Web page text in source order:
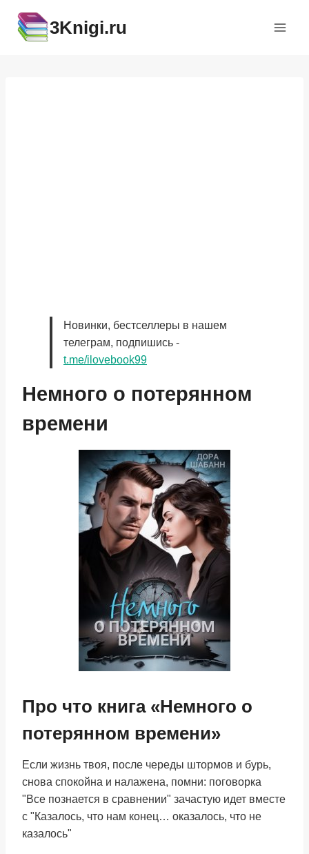
содержимому
3Knigi.ru
Новинки, бестселлеры в нашем
телеграм, подпишись -
t.me/ilovebook99
Немного о потерянном
времени
Про что книга «Немного о
потерянном времени»
Если жизнь твоя, после череды штормов и бурь,
снова спокойна и налажена, помни: поговорка
"Все познается в сравнении" зачастую идет вместе
с "Казалось, что нам конец… оказалось, что не
казалось"